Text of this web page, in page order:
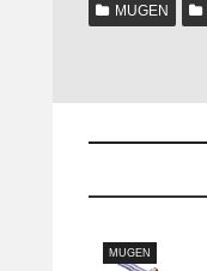
MUGEN
MUGEN